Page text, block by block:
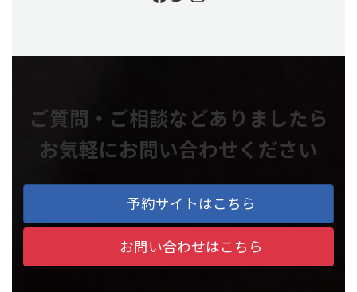
ご質問・ご相談などありましたら
お気軽にお問い合わせください
予約サイトはこちら
お問い合わせはこちら